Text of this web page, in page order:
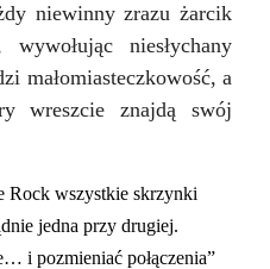
niewinny zrazu żarcik
niesłychany
małomiasteczkowość, a
wreszcie znajdą swój
Rock wszystkie skrzynki
jedna przy drugiej.
i pozmieniać połączenia”